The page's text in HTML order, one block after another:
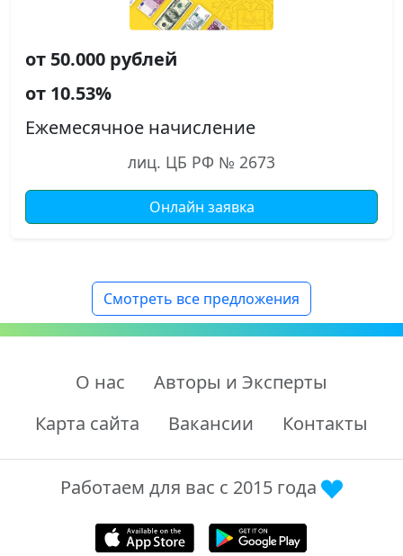
от 50.000 рублей
от 10.53%
Ежемесячное начисление
лиц. ЦБ РФ № 2673
Онлайн заявка
Смотреть все предложения
О нас
Авторы и Эксперты
Карта сайта
Вакансии Контакты
Работаем для вас с 2015 года